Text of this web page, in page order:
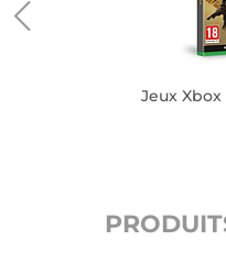
Jeux